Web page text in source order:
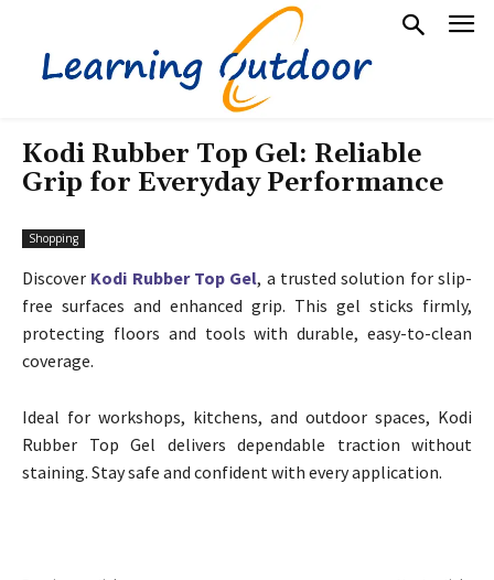
Kodi Rubber Top Gel: Reliable
Grip for Everyday Performance
Shopping
Discover Kodi Rubber Top Gel, a trusted solution for slip-
free surfaces and enhanced grip. This gel sticks firmly,
protecting floors and tools with durable, easy-to-clean
coverage.
Ideal for workshops, kitchens, and outdoor spaces, Kodi
Rubber Top Gel delivers dependable traction without
staining. Stay safe and confident with every application.